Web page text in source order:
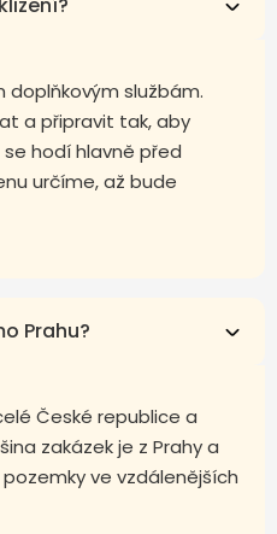
doplňkovým službám.
a připravit tak, aby
hodí hlavně před
určíme, až bude
Prahu?
České republice a
zakázek je z Prahy a
ve vzdálenějších